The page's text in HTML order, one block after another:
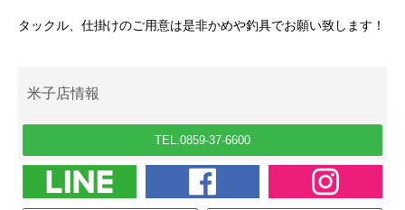
タックル、仕掛けのご用意は是非かめや釣具でお願い致します！
米子店情報
TEL.0859-37-6600